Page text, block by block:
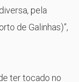
pela
de Galinhas)”,
ter tocado no